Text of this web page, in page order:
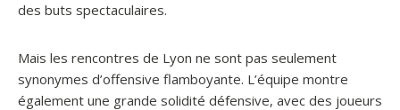
des buts spectaculaires.
Mais les rencontres de Lyon ne sont pas seulement
synonymes d’offensive flamboyante. L’équipe montre
également une grande solidité défensive, avec des joueurs